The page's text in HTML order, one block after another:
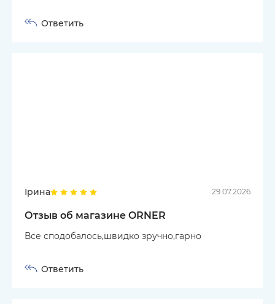
Ответить
Ірина 29.07.2026
Отзыв об магазине ORNER
Все сподобалось,швидко зручно,гарно
Ответить